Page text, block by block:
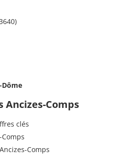
Dôme
Ancizes-Comps
clés
Comps